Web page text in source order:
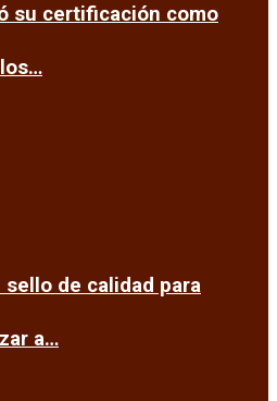
su certificación como
sello de calidad para
a…